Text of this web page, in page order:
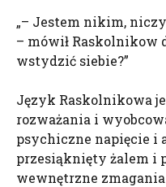
„– Jestem nikim,
– mówił Raskolnikow
wstydzić siebie?”
Język Raskolnikowa
rozważania i
psychiczne napięcie i
przesiąknięty żalem i
wewnętrzne